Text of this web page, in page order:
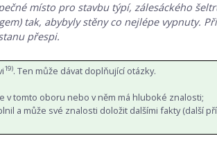
místo pro stavbu týpí, zálesáckého
tak, abybyly stěny co nejlépe vypnuty.
přespi.
19). Ten může dávat doplňující otázky.
v tomto oboru nebo v něm má hluboké znalosti;
a může své znalosti doložit dalšími fakty (další